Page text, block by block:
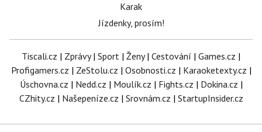
Karak
Jízdenky, prosím!
Tiscali.cz | Zprávy| Sport | Ženy| Cestování | Games.cz |
Profigamers.cz | ZeStolu.cz | Osobnosti.cz | Karaoketexty.cz |
Úschovna.cz | Nedd.cz | Moulík.cz | Fights.cz | Dokina.cz |
CZhity.cz | Našepeníze.cz | Srovnám.cz | StartupInsider.cz